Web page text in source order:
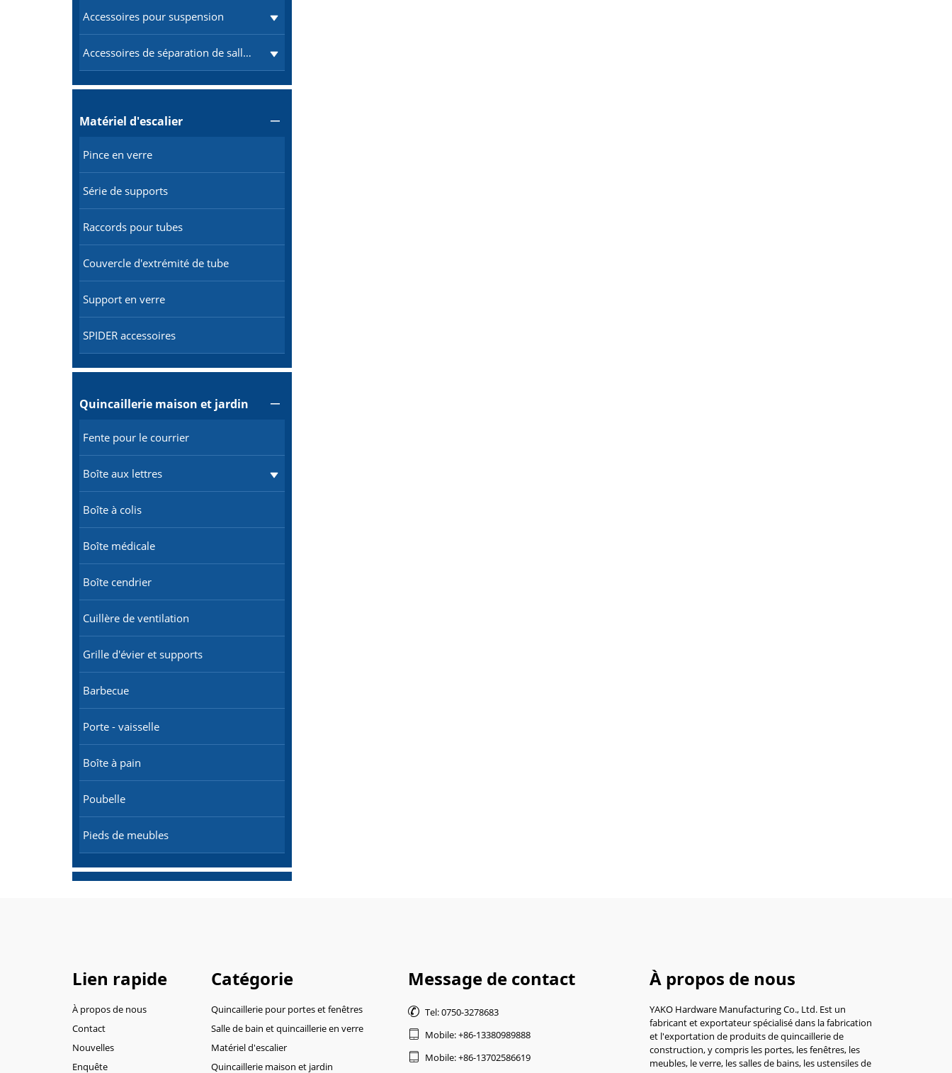
Accessoires pour suspension
Accessoires de séparation de salle de bains
Matériel d'escalier 
Pince en verre
Série de supports
Raccords pour tubes
Couvercle d'extrémité de tube
Support en verre
SPIDER accessoires
Quincaillerie maison et jardin 
Fente pour le courrier
Boîte aux lettres
Boîte à colis
Boîte médicale
Boîte cendrier
Cuillère de ventilation
Grille d'évier et supports
Barbecue
Porte - vaisselle
Boîte à pain
Poubelle
Pieds de meubles
Lien rapide
À propos de nous
Contact
Nouvelles
Enquête
Catégorie
Quincaillerie pour portes et fenêtres
Salle de bain et quincaillerie en verre
Matériel d'escalier
Quincaillerie maison et jardin
Message de contact
 Tel: 0750-3278683
 Mobile: +86-13380989888
 Mobile: +86-13702586619
À propos de nous
YAKO Hardware Manufacturing Co., Ltd. Est un
fabricant et exportateur spécialisé dans la fabrication
et l'exportation de produits de quincaillerie de
construction, y compris les portes, les fenêtres, les
meubles, le verre, les salles de bains, les ustensiles de